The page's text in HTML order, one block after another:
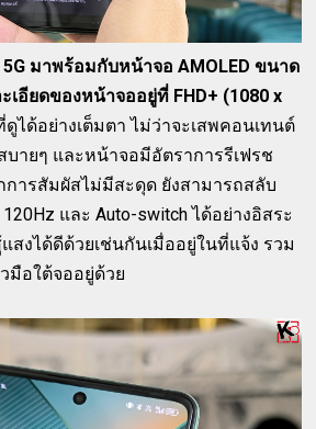
5G มาพร้อมกับหน้าจอ AMOLED ขนาด
เอียดของหน้าจออยู่ที่ FHD+ (1080 x
ดูได้อย่างเต็มตา ไม่ว่าจะเสพคอนเทนต์
ายๆ และหน้าจอมีอัตราการรีเฟรช
การสัมผัสไม่มีสะดุด ยังสามารถสลับ
และ Auto-switch ได้อย่างอิสระ
งได้ดีด้วยเช่นกันเมื่ออยู่ในที่แจ้ง รวม
มือใต้จออยู่ด้วย